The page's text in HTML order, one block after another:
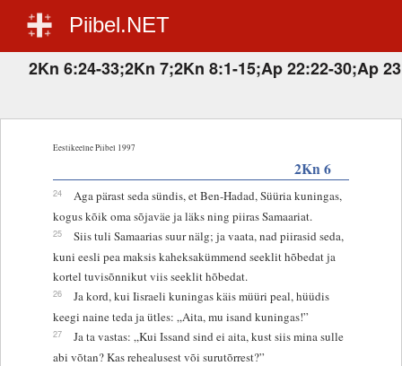
Piibel.NET
2Kn 6:24-33;2Kn 7;2Kn 8:1-15;Ap 22:22-30;Ap
Eestikeelne Piibel 1997
2Kn 6
24
Aga pärast seda sündis, et Ben-Hadad, Süüria kuningas,
kogus kõik oma sõjaväe ja läks ning piiras Samaariat.
25
Siis tuli Samaarias suur nälg; ja vaata, nad piirasid seda,
kuni eesli pea maksis kaheksakümmend seeklit hõbedat ja
kortel tuvisõnnikut viis seeklit hõbedat.
26
Ja kord, kui Iisraeli kuningas käis müüri peal, hüüdis
keegi naine teda ja ütles: „Aita, mu isand kuningas!”
27
Ja ta vastas: „Kui Issand sind ei aita, kust siis mina sulle
abi võtan? Kas rehealusest või surutõrrest?”